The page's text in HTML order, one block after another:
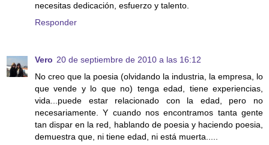
necesitas dedicación, esfuerzo y talento.
Responder
Vero 20 de septiembre de 2010 a las 16:12
No creo que la poesia (olvidando la industria, la empresa, lo
que vende y lo que no) tenga edad, tiene experiencias,
vida...puede estar relacionado con la edad, pero no
necesariamente. Y cuando nos encontramos tanta gente
tan dispar en la red, hablando de poesia y haciendo poesia,
demuestra que, ni tiene edad, ni está muerta.....